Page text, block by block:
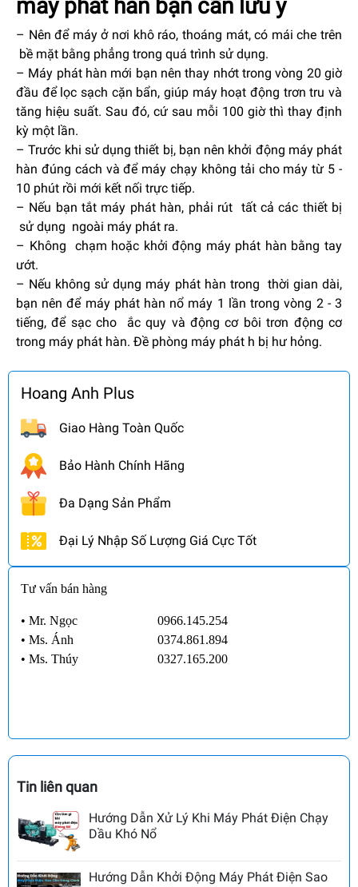
máy pháthàn bạn cần lưu ý
– Nên để máy ở nơi khô ráo, thoáng mát, có mái che trên
bề mặt bằng phẳng trong quá trình sử dụng.
– Máy phát hàn mới bạn nên thay nhớt trong vòng 20 giờ
đầu để lọc sạch cặn bẩn, giúp máy hoạt động trơn tru và
tăng hiệu suất. Sau đó, cứ sau mỗi 100 giờ thì thay định
kỳ một lần.
– Trước khi sử dụng thiết bị, bạn nên khởi động máy phát
hàn đúng cách và để máy chạy không tải cho máy từ 5 -
10 phút rồi mới kết nối trực tiếp.
– Nếu bạn tắt máy phát hàn, phải rút tất cả các thiết bị
sử dụng ngoài máy phát ra.
– Không chạm hoặc khởi động máy phát hàn bằng tay
ướt.
– Nếu không sử dụng máy phát hàn trong thời gian dài,
bạn nên để máy phát hàn nổ máy 1 lần trong vòng 2 - 3
tiếng, để sạc cho ắc quy và động cơ bôi trơn động cơ
trong máy phát hàn. Đề phòng máy phát h bị hư hỏng.
Hoang Anh Plus
Giao Hàng Toàn Quốc
Bảo Hành Chính Hãng
Đa Dạng Sản Phẩm
Đại Lý Nhập Số Lượng Giá Cực Tốt
Tư vấn bán hàng
• Mr. Ngọc
0966.145.254
• Ms. Ánh
0374.861.894
• Ms. Thúy 0327.165.200
Tin liên quan
Hướng Dẫn Xử Lý Khi Máy Phát Điện Chạy
Dầu Khó Nổ
Hướng Dẫn Khởi Động Máy Phát Điện Sao